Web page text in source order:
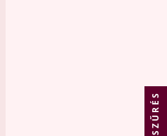
SZŰRÉS